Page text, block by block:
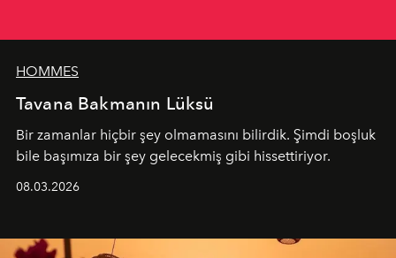
HOMMES
Tavana Bakmanın Lüksü
Bir zamanlar hiçbir şey olmamasını bilirdik. Şimdi boşluk
bile başımıza bir şey gelecekmiş gibi hissettiriyor.
08.03.2026